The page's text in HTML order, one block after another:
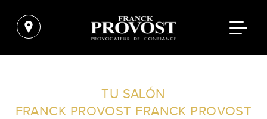
FILTROS AVANZADOS
TU SALÓN
FRANCK PROVOST FRANCK PROVOST